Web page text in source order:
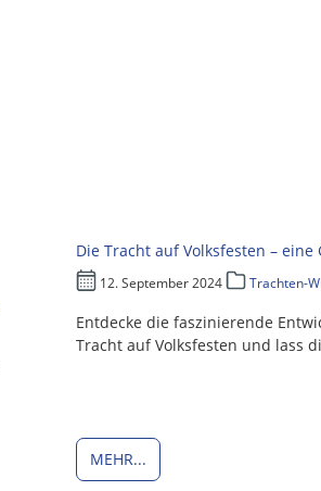
Die Tracht auf Volksfesten – eine
12. September 2024 Trachten-
Entdecke die faszinierende
Tracht auf Volksfesten und lass
MEHR...